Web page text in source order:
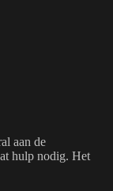
aan de
hulp nodig. Het